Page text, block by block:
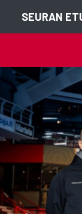
SEURAN